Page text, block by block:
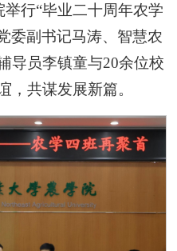
行“毕业二十周年农学
委副书记马涛、智慧农
导员李镇童与20余位校
，共谋发展新篇。